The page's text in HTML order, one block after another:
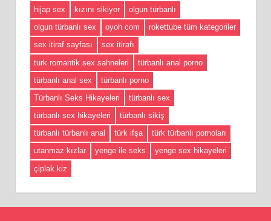
hijap sex
kızını sikiyor
olgun türbanlı
olgun türbanlı sex
oyoh com
rokettube tüm kategoriler
sex itiraf sayfası
sex itirafı
turk romantik sex sahneleri
türbanlı anal porno
türbanlı anal sex
türbanlı porno
Türbanlı Seks Hikayeleri
türbanlı sex
türbanlı sex hikayeleri
türbanlı sikiş
türbanlı türbanlı anal
türk ifşa
türk türbanlı pornoları
utanmaz kızlar
yenge ile seks
yenge sex hikayeleri
çiplak kiz